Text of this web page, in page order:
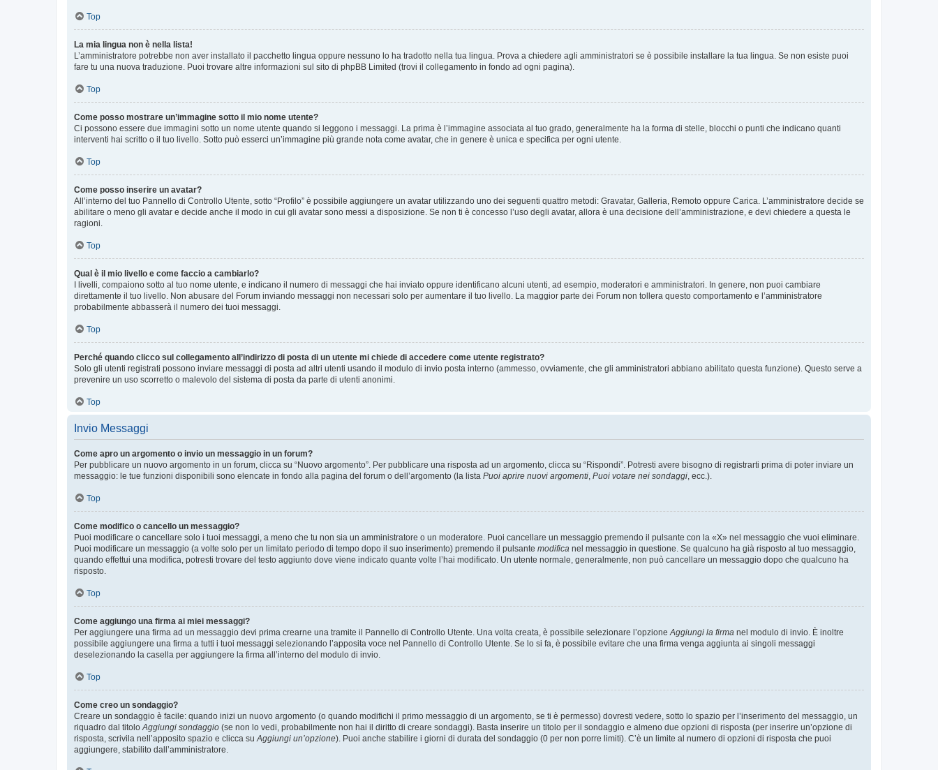
Top
La mia lingua non è nella lista!
L’amministratore potrebbe non aver installato il pacchetto lingua oppure nessuno lo ha tradotto nella tua lingua. Prova a chiedere agli amministratori se è possibile installare la tua lingua. Se non esiste puoi
fare tu una nuova traduzione. Puoi trovare altre informazioni sul sito di phpBB Limited (trovi il collegamento in fondo ad ogni pagina).
Top
Come posso mostrare un’immagine sotto il mio nome utente?
Ci possono essere due immagini sotto un nome utente quando si leggono i messaggi. La prima è l’immagine associata al tuo grado, generalmente ha la forma di stelle, blocchi o punti che indicano quanti
interventi hai scritto o il tuo livello. Sotto può esserci un’immagine più grande nota come avatar, che in genere è unica e specifica per ogni utente.
Top
Come posso inserire un avatar?
All’interno del tuo Pannello di Controllo Utente, sotto “Profilo” è possibile aggiungere un avatar utilizzando uno dei seguenti quattro metodi: Gravatar, Galleria, Remoto oppure Carica. L’amministratore decide se
abilitare o meno gli avatar e decide anche il modo in cui gli avatar sono messi a disposizione. Se non ti è concesso l’uso degli avatar, allora è una decisione dell’amministrazione, e devi chiedere a questa le
ragioni.
Top
Qual è il mio livello e come faccio a cambiarlo?
I livelli, compaiono sotto al tuo nome utente, e indicano il numero di messaggi che hai inviato oppure identificano alcuni utenti, ad esempio, moderatori e amministratori. In genere, non puoi cambiare
direttamente il tuo livello. Non abusare del Forum inviando messaggi non necessari solo per aumentare il tuo livello. La maggior parte dei Forum non tollera questo comportamento e l’amministratore
probabilmente abbasserà il numero dei tuoi messaggi.
Top
Perché quando clicco sul collegamento all’indirizzo di posta di un utente mi chiede di accedere come utente registrato?
Solo gli utenti registrati possono inviare messaggi di posta ad altri utenti usando il modulo di invio posta interno (ammesso, ovviamente, che gli amministratori abbiano abilitato questa funzione). Questo serve a
prevenire un uso scorretto o malevolo del sistema di posta da parte di utenti anonimi.
Top
Invio Messaggi
Come apro un argomento o invio un messaggio in un forum?
Per pubblicare un nuovo argomento in un forum, clicca su “Nuovo argomento”. Per pubblicare una risposta ad un argomento, clicca su “Rispondi”. Potresti avere bisogno di registrarti prima di poter inviare un
messaggio: le tue funzioni disponibili sono elencate in fondo alla pagina del forum o dell’argomento (la lista Puoi aprire nuovi argomenti Puoi votare nei sondaggi , ecc.).
Top
Come modifico o cancello un messaggio?
Puoi modificare o cancellare solo i tuoi messaggi, a meno che tu non sia un amministratore o un moderatore. Puoi cancellare un messaggio premendo il pulsante con la «X» nel messaggio che vuoi eliminare.
Puoi modificare un messaggio (a volte solo per un limitato periodo di tempo dopo il suo inserimento) premendo il pulsante modifica nel messaggio in questione. Se qualcuno ha già risposto al tuo messaggio,
quando effettui una modifica, potresti trovare del testo aggiunto dove viene indicato quante volte l’hai modificato. Un utente normale, generalmente, non può cancellare un messaggio dopo che qualcuno ha
risposto.
Top
Come aggiungo una firma ai miei messaggi?
Per aggiungere una firma ad un messaggio devi prima crearne una tramite il Pannello di Controllo Utente. Una volta creata, è possibile selezionare l’opzione Aggiungi la firma nel modulo di invio. È inoltre
possibile aggiungere una firma a tutti i tuoi messaggi selezionando l’apposita voce nel Pannello di Controllo Utente. Se lo si fa, è possibile evitare che una firma venga aggiunta ai singoli messaggi
deselezionando la casella per aggiungere la firma all’interno del modulo di invio.
Top
Come creo un sondaggio?
Creare un sondaggio è facile: quando inizi un nuovo argomento (o quando modifichi il primo messaggio di un argomento, se ti è permesso) dovresti vedere, sotto lo spazio per l’inserimento del messaggio, un
riquadro dal titolo Aggiungi sondaggio (se non lo vedi, probabilmente non hai il diritto di creare sondaggi). Basta inserire un titolo per il sondaggio e almeno due opzioni di risposta (per inserire un’opzione di
risposta, scrivila nell’apposito spazio e clicca su Aggiungi un’opzione). Puoi anche stabilire i giorni di durata del sondaggio (0 per non porre limiti). C’è un limite al numero di opzioni di risposta che puoi
aggiungere, stabilito dall’amministratore.